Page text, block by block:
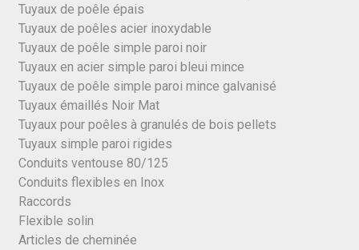
Tuyaux de poêle épais
Tuyaux de poêles acier inoxydable
Tuyaux de poêle simple paroi noir
Tuyaux en acier simple paroi bleui mince
Tuyaux de poêle simple paroi mince galvanisé
Tuyaux émaillés Noir Mat
Tuyaux pour poêles à granulés de bois pellets
Tuyaux simple paroi rigides
Conduits ventouse 80/125
Conduits flexibles en Inox
Raccords
Flexible solin
Articles de cheminée